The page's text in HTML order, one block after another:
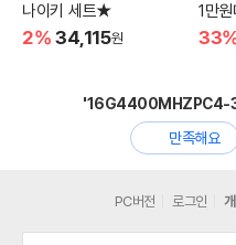
나이키 세트★
2% 34,115원
1만
'16G4400MHZPC4-
만족해요
PC버전 로그인